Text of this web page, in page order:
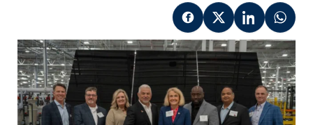
Alabama